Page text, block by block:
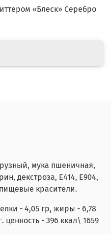
«Блеск» Серебро
мука пшеничная,
декстроза, E414, E904,
красители.
- 4,05 гр, жиры - 6,78
ценность - 396 ккал\ 1659